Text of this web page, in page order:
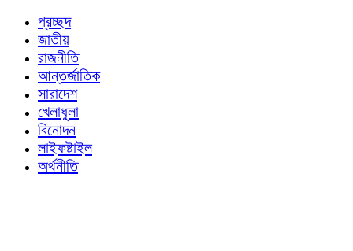
প্রচ্ছদ
জাতীয়
রাজনীতি
আন্তর্জাতিক
সারাদেশ
খেলাধুলা
বিনোদন
লাইফষ্টাইল
অর্থনীতি